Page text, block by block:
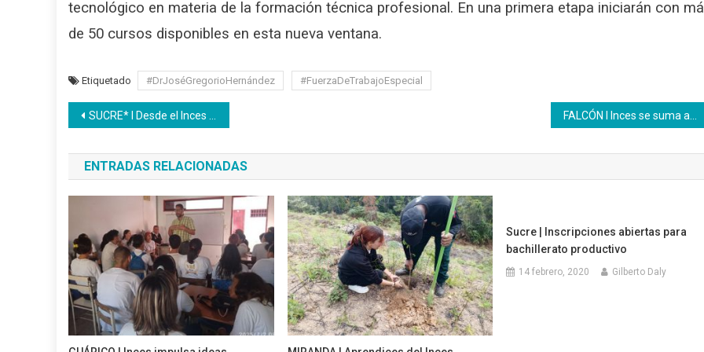
tecnológico en materia de la formación técnica profesional. En una primera etapa iniciarán con
de 50 cursos disponibles en esta nueva ventana.
Etiquetado #DrJoséGregorioHernández #FuerzaDeTrabajoEspecial
Navegación
de
entradas
SUCRE* l Desde el Inces Industria se elaboran kits para la reparación de mesas sillas
ENTRADAS RELACIONADAS
Sucre | Inscripciones abiertas para
bachillerato productivo
14 febrero, 2020 Gilberto Daly